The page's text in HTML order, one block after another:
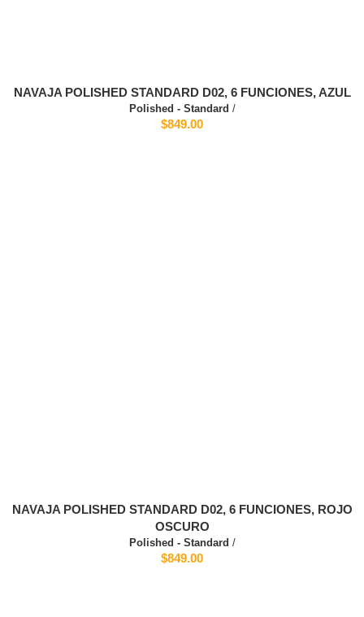
NAVAJA POLISHED STANDARD D02, 6 FUNCIONES, AZUL
Polished - Standard /
$849.00
NAVAJA POLISHED STANDARD D02, 6 FUNCIONES, ROJO
OSCURO
Polished - Standard /
$849.00